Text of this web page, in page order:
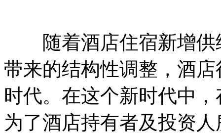
随着酒店住宿新增供
带来的结构性调整，酒
时代。在这个新时代中
为了酒店持有者及投资